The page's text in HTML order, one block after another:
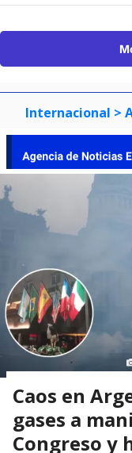
Internacional >
Caos en
gases a
Congreso y